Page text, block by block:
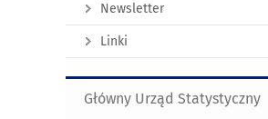
Newsletter
Linki
Główny Urząd Statystyczny